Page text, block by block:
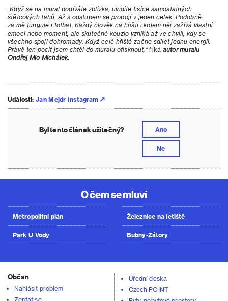
„Když se na mural podíváte zblízka, uvidíte tisíce samostatných
štětcových tahů. Až s odstupem se propojí v jeden celek. Podobně
za mě funguje i fotbal. Každý člověk na hřišti i kolem něj zažívá vlastní
emoci nebo moment, ale skutečné kouzlo vzniká až ve chvíli, kdy se
všechno spojí dohromady. Když celé hřiště začne sdílet jednu energii.
Právě ten pocit jsem chtěl do muralu otisknout,“říká autor muralu
Ondřej Mio Michálek.
Události:Jan Mejdr Instagram
Byl tento článek užitečný? Ano
Ne
O čem se mluví
Metropolitní plán
Park U Vody
Železnice na letiště
Bubny-Zátory
Občan
Nahlásit problém
Zeptat se
Úřední deska
Czech POINT